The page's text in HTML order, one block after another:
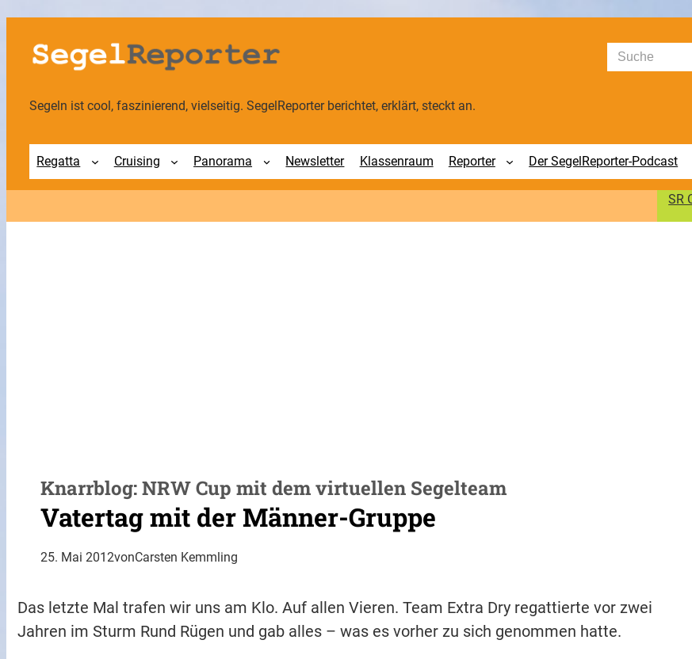
Zum
Inhalt
springen
Suchen
Segeln ist cool, faszinierend, vielseitig. SegelReporter berichtet, erklärt, steckt an.
Regatta Cruising Panorama Newsletter Klassenraum Reporter Der SegelReporter-Podcast
SR
Knarrblog: NRW Cup mit dem virtuellen Segelteam
Vatertag mit der Männer-Gruppe
25. Mai 2012vonCarsten Kemmling
Das letzte Mal trafen wir uns am Klo. Auf allen Vieren. Team Extra Dry regattierte vor zwei
Jahren im Sturm Rund Rügen und gab alles – was es vorher zu sich genommen hatte.